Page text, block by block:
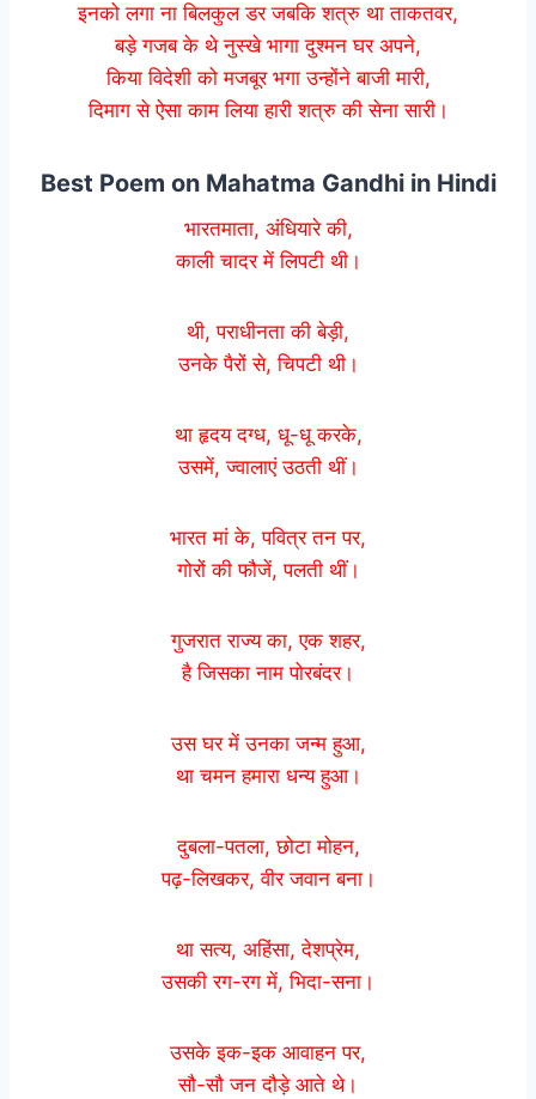
इनको लगा ना बिलकुल डर जबकि शत्रु था ताकतवर,
बड़े गजब के थे नुस्खे भागा दुश्मन घर अपने,
किया विदेशी को मजबूर भगा उन्होंने बाजी मारी,
दिमाग से ऐसा काम लिया हारी शत्रु की सेना सारी।
Best Poem on Mahatma Gandhi in Hindi
भारतमाता, अंधियारे की,
काली चादर में लिपटी थी।
थी, पराधीनता की बेड़ी,
उनके पैरों से, चिपटी थी।
था हृदय दग्ध, धू-धू करके,
उसमें, ज्वालाएं उठती थीं।
भारत मां के, पवित्र तन पर,
गोरों की फौजें, पलती थीं।
गुजरात राज्य का, एक शहर,
है जिसका नाम पोरबंदर।
उस घर में उनका जन्म हुआ,
था चमन हमारा धन्य हुआ।
दुबला-पतला, छोटा मोहन,
पढ़-लिखकर, वीर जवान बना।
था सत्य, अहिंसा, देशप्रेम,
उसकी रग-रग में, भिदा-सना।
उसके इक-इक आवाहन पर,
सौ-सौ जन दौड़े आते थे।